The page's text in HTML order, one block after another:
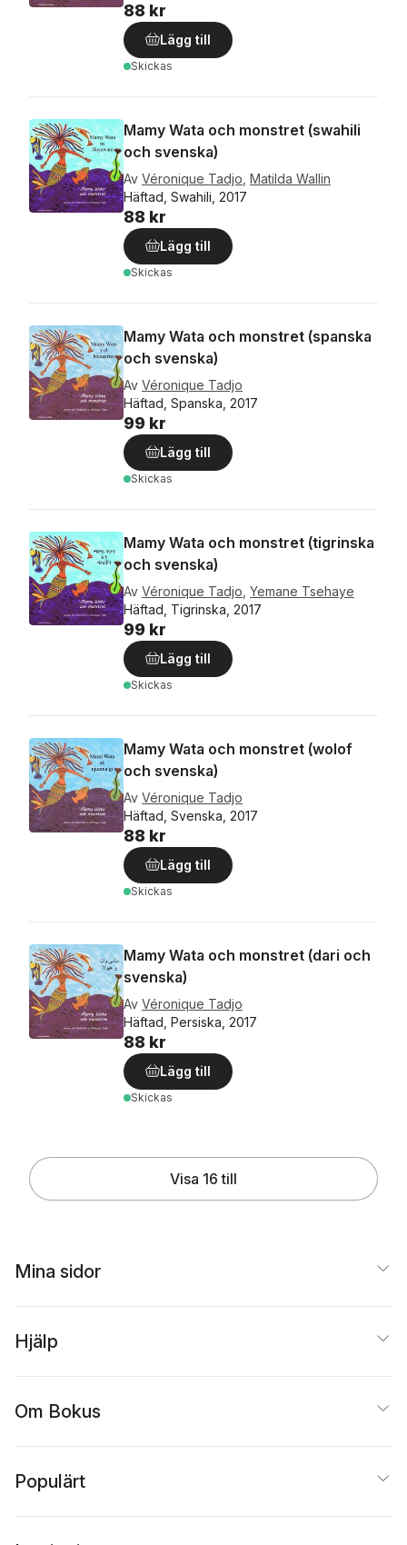
88 kr
Lägg till
Skickas
Mamy Wata och monstret (swahili
och svenska)
Av Véronique Tadjo Matilda Wallin
Häftad, Swahili, 2017
88 kr
Lägg till
Skickas
Mamy Wata och monstret (spanska
och svenska)
Av Véronique Tadjo
Häftad, Spanska, 2017
99 kr
Lägg till
Skickas
Mamy Wata och monstret (tigrinska
och svenska)
Av Véronique Tadjo Yemane Tsehaye
Häftad, Tigrinska, 2017
99 kr
Lägg till
Skickas
Mamy Wata och monstret (wolof
och svenska)
Av Véronique Tadjo
Häftad, Svenska, 2017
88 kr
Lägg till
Skickas
Mamy Wata och monstret (dari och
svenska)
Av Véronique Tadjo
Häftad, Persiska, 2017
88 kr
Lägg till
Skickas
Visa 16 till
Mina sidor
Hjälp
Om Bokus
Populärt